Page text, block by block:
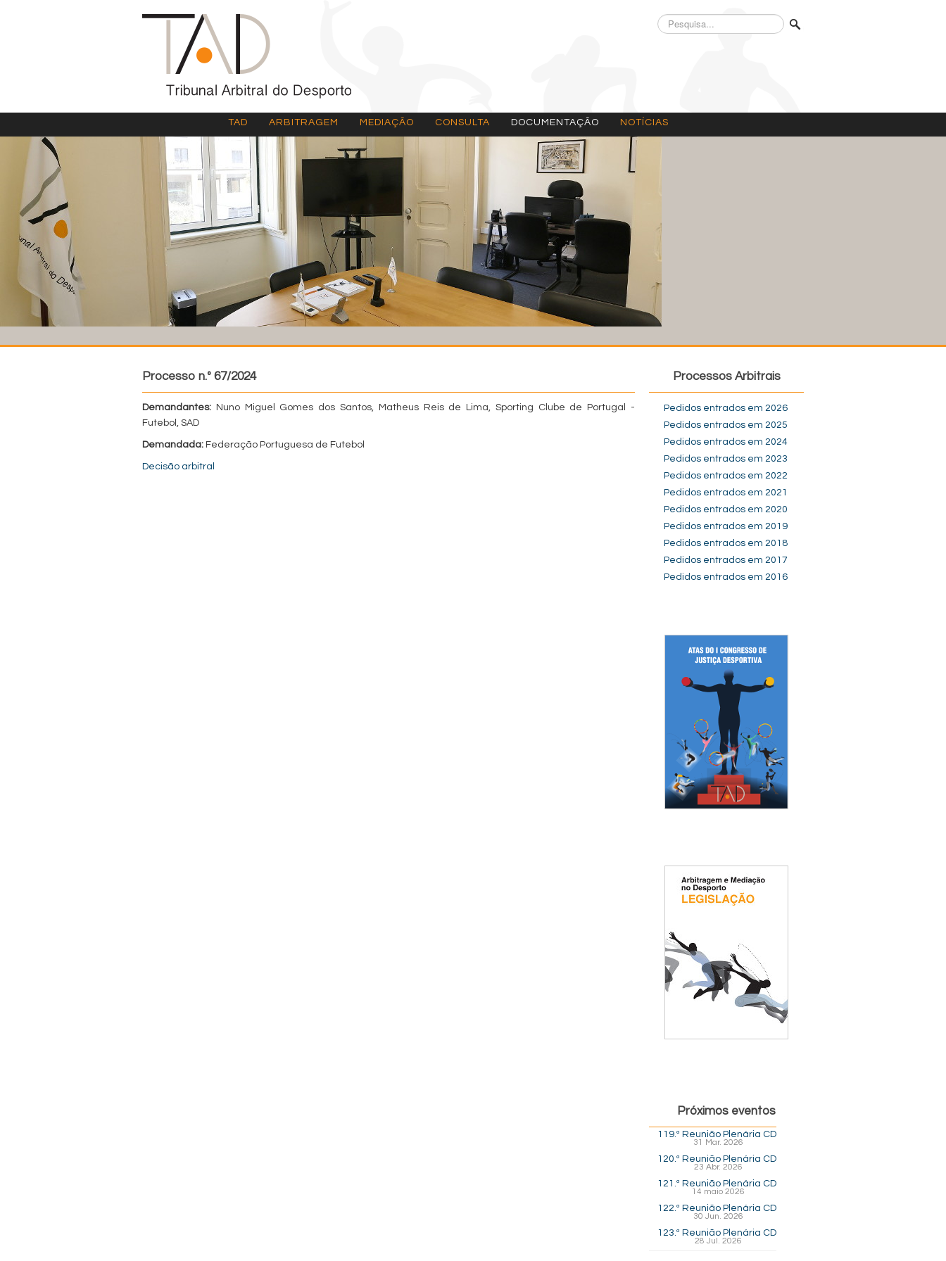
Pesquisa...
TAD ARBITRAGEM MEDIAÇÃO CONSULTA DOCUMENTAÇÃO NOTÍCIAS
Processo n.º 67/2024
Demandantes: Nuno Miguel Gomes dos Santos, Matheus Reis de Lima, Sporting Clube de Portugal -
Futebol, SAD
Demandada: Federação Portuguesa de Futebol
Decisão arbitral
Processos Arbitrais
Pedidos entrados em 2026
Pedidos entrados em 2025
Pedidos entrados em 2024
Pedidos entrados em 2023
Pedidos entrados em 2022
Pedidos entrados em 2021
Pedidos entrados em 2020
Pedidos entrados em 2019
Pedidos entrados em 2018
Pedidos entrados em 2017
Pedidos entrados em 2016
Próximos eventos
119.ª Reunião Plenária CD
31 Mar. 2026
120.ª Reunião Plenária CD
23 Abr. 2026
121.ª Reunião Plenária CD
14 maio 2026
122.ª Reunião Plenária CD
30 Jun. 2026
123.ª Reunião Plenária CD
28 Jul. 2026